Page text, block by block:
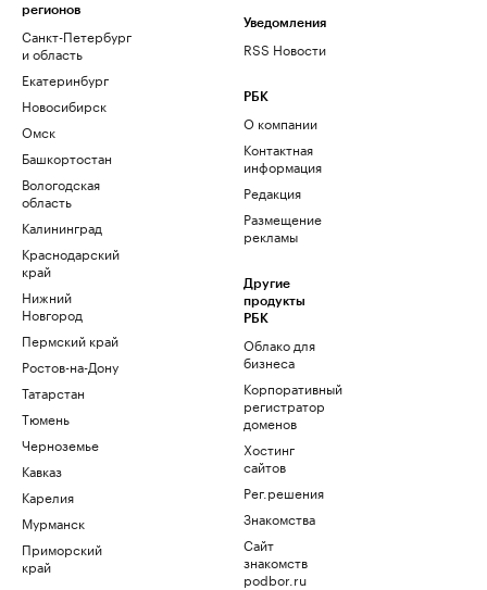
регионов
Санкт-Петербург
и область
Екатеринбург
Новосибирск
Омск
Башкортостан
Вологодская
область
Калининград
Краснодарский
край
Нижний
Новгород
Пермский край
Ростов-на-Дону
Татарстан
Тюмень
Черноземье
Кавказ
Карелия
Мурманск
Приморский
край
Уведомления
RSS Новости
РБК
О компании
Контактная
информация
Редакция
Размещение
рекламы
Другие
продукты
РБК
Облако для
бизнеса
Корпоративный
регистратор
доменов
Хостинг
сайтов
Рег.решения
Знакомства
Сайт
знакомств
podbor.ru